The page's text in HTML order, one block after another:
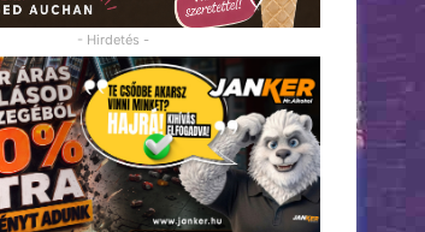
- Hirdetés -